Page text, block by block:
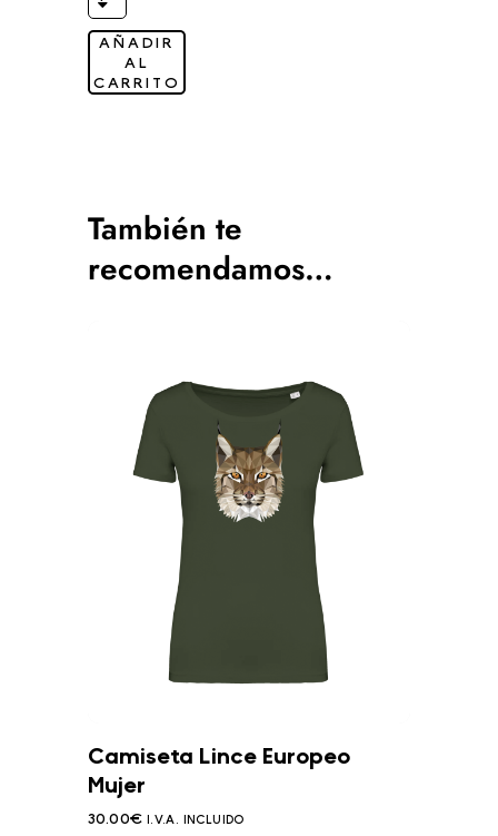
AÑADIR
AL
CARRITO
También te
recomendamos…
Camiseta Lince Europeo
Mujer
30.00€ I.V.A. INCLUIDO